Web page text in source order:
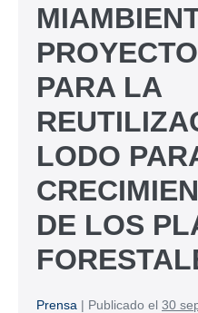
PARA LA
LODO
DE LOS
Prensa | Publicado el 30